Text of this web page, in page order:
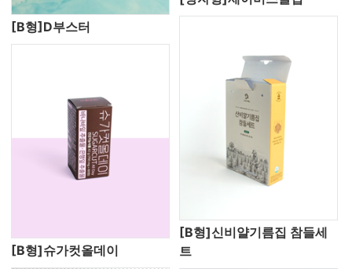
[B형]D부스터
[B형]슈가컷올데이
[B형]신비얄기름집 참들세
트